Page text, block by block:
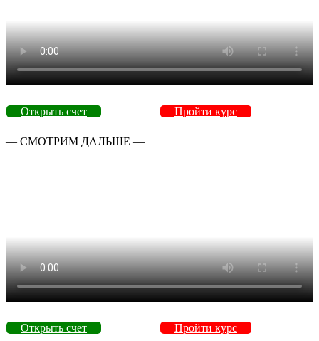
Открыть счет Пройти курс
— СМОТРИМ ДАЛЬШЕ —
Открыть счет Пройти курс